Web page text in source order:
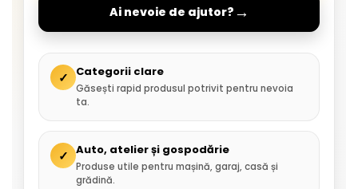
Ai nevoie de ajutor? →
✓ Categorii clare
Găsești rapid produsul potrivit pentru nevoia
ta.
✓ Auto, atelier și gospodărie
Produse utile pentru mașină, garaj, casă și
grădină.